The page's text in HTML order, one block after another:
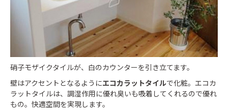
硝子モザイクタイルが、白のカウンターを引き立てます。
壁はアクセントとなるようにエコカラットタイルで化粧。エコカ
ラットタイルは、調湿作用に優れ臭いも吸着してくれるので優れ
もの。快適空間を実現します。